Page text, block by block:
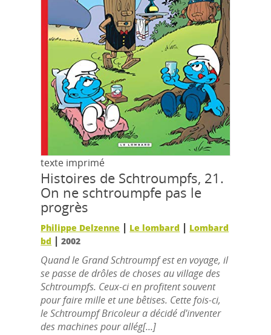
texte imprimé
Histoires de Schtroumpfs, 21.
On ne schtroumpfe pas le
progrès
Philippe Delzenne | Le lombard | Lombard
bd |2002
Quand le Grand Schtroumpf est en voyage, il
se passe de drôles de choses au village des
Schtroumpfs. Ceux-ci en profitent souvent
pour faire mille et une bêtises. Cette fois-ci,
le Schtroumpf Bricoleur a décidé d'inventer
des machines pour allég[...]